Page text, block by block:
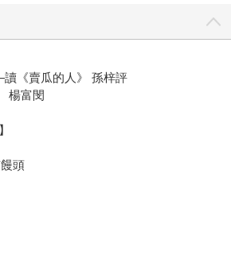
《賣瓜的人》 孫梓評
富閔
頭